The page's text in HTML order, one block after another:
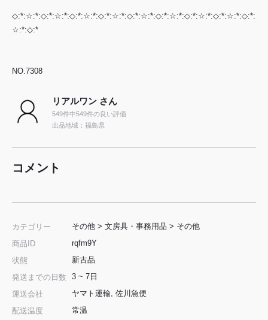
◇:*:☆:*:◇:*:☆:*:◇:*:☆:*:◇:*:☆:*:◇:*:☆:*:◇:*:☆:*:◇:*:☆:*:◇:*:☆:*:◇:*:
☆:*:◇:*
NO.7308
リアルワン さん
549件中549件の良い評価
出品地域：福島県
コメント
カテゴリー その他 > 文房具・事務用品 > その他
商品ID
rqfm9Y
状態
新古品
発送までの日数
3 ~ 7日
運送会社
ヤマト運輸, 佐川急便
配送温度
常温